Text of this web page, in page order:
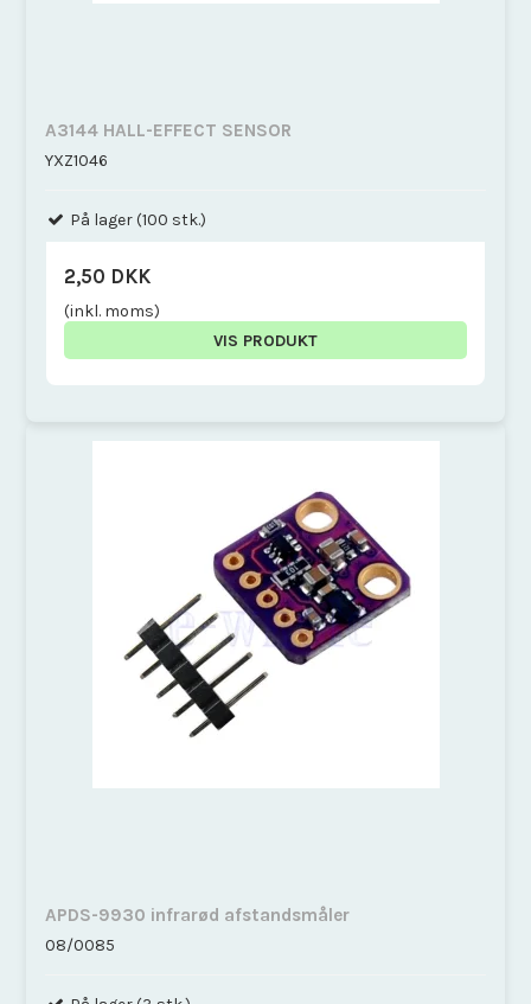
A3144 HALL-EFFECT SENSOR
YXZ1046
På lager (100 stk.)
2,50 DKK
(inkl. moms)
VIS PRODUKT
APDS-9930 infrarød afstandsmåler
08/0085